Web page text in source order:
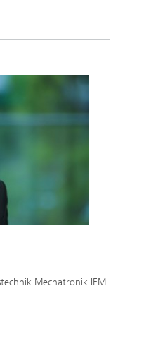
Mechatronik IEM